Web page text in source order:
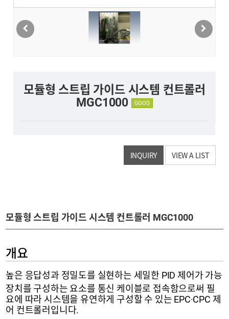
모듈형 스트립 가이드 시스템 컨트롤러
MGC1000
GOOD
INQUIRY VIEW A LIST
모듈형 스트립 가이드 시스템 컨트롤러 MGC1000
개요
높은 응답성과 정밀도를 실현하는 세밀한 PID 제어가 가능
장치를 구성하는 요소를 통신 케이블로 접속함으로써 필
요에 따라 시스템을 유연하게 구성할 수 있는 EPC·CPC 제
어 컨트롤러입니다.